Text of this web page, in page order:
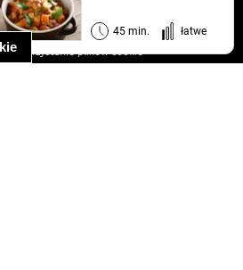
45 min. łatwe
regulamin
o prywatności
wykorzystaniu plików cookie